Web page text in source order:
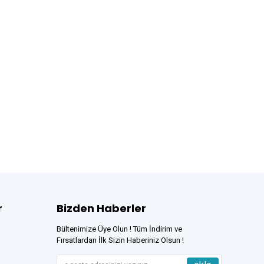
Bizden Haberler
Bültenimize Üye Olun ! Tüm İndirim ve
Fırsatlardan İlk Sizin Haberiniz Olsun !